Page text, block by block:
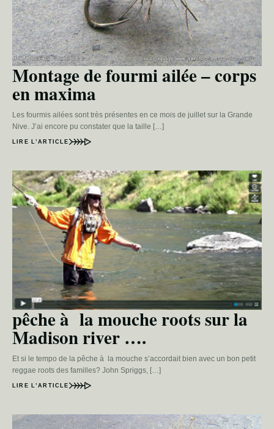
Montage de fourmi ailée – corps
en maxima
Les fourmis ailées sont très présentes en ce mois de juillet sur la Grande
Nive. J’ai encore pu constater que la taille […]
LIRE L’ARTICLE
pêche à la mouche roots sur la
Madison river ….
Et si le tempo de la pêche à la mouche s’accordait bien avec un bon petit
reggae roots des familles? John Spriggs, […]
LIRE L’ARTICLE